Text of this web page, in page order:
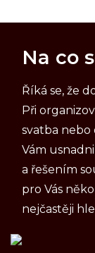
Na co
Říká se, že
Při
svatba nebo
Vám
a řešením
pro Vás
nejčastěji